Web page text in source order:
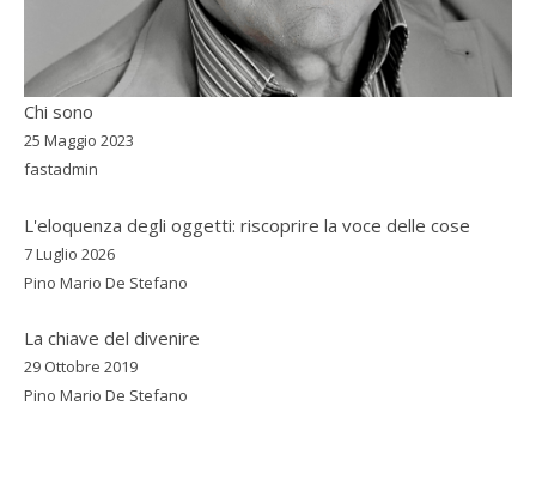
Chi sono
25 Maggio 2023
fastadmin
L'eloquenza degli oggetti: riscoprire la voce delle cose
7 Luglio 2026
Pino Mario De Stefano
La chiave del divenire
29 Ottobre 2019
Pino Mario De Stefano